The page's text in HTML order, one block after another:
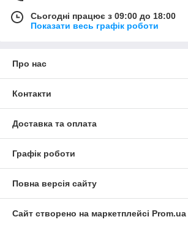
Сьогодні працює з 09:00 до 18:00
Показати весь графік роботи
Про нас
Контакти
Доставка та оплата
Графік роботи
Повна версія сайту
Сайт створено на маркетплейсі Prom.ua